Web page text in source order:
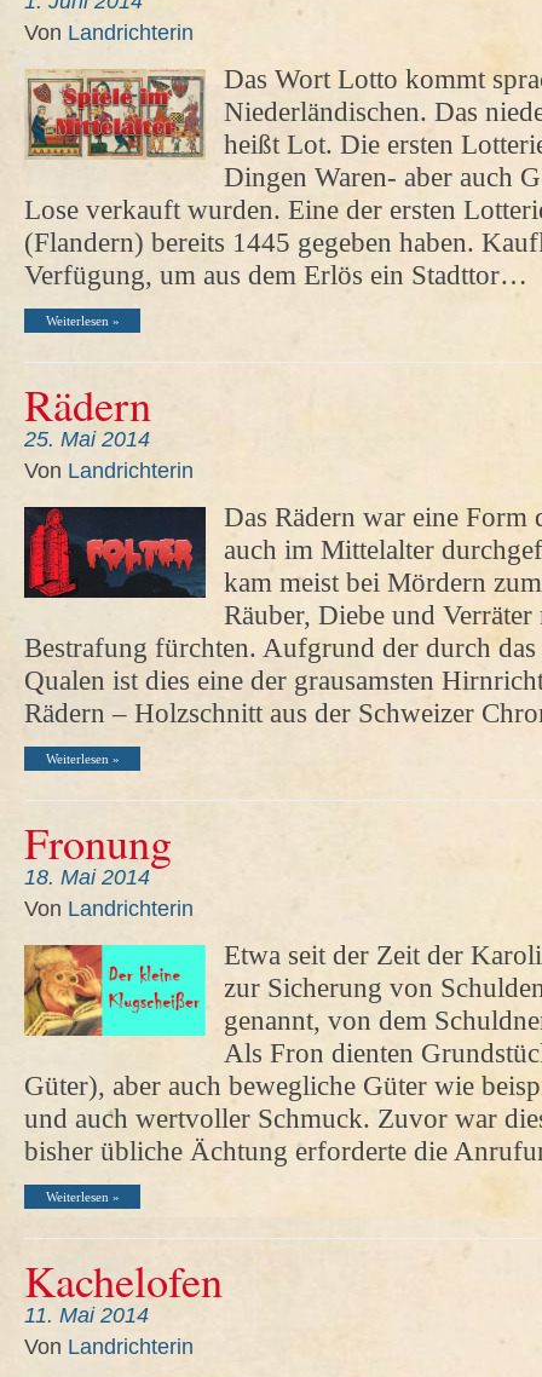
Von Landrichterin
Das Wort Lotto kommt
Niederländischen. Das
heißt Lot. Die ersten
Dingen Waren- aber auch
Lose verkauft wurden. Eine der ersten
(Flandern) bereits 1445 gegeben haben.
Verfügung, um aus dem Erlös ein Stadttor…
Weiterlesen »
Rädern
25. Mai 2014
Von Landrichterin
Das Rädern war eine
auch im Mittelalter
kam meist bei Mördern
Räuber, Diebe und Verräter
Bestrafung fürchten. Aufgrund der durch das
Qualen ist dies eine der grausamsten
Rädern – Holzschnitt aus der Schweizer
Weiterlesen »
Fronung
18. Mai 2014
Von Landrichterin
Etwa seit der Zeit der
zur Sicherung von
genannt, von dem
Als Fron dienten
Güter), aber auch bewegliche Güter wie
und auch wertvoller Schmuck. Zuvor war
bisher übliche Ächtung erforderte die
Weiterlesen »
Kachelofen
11. Mai 2014
Von Landrichterin